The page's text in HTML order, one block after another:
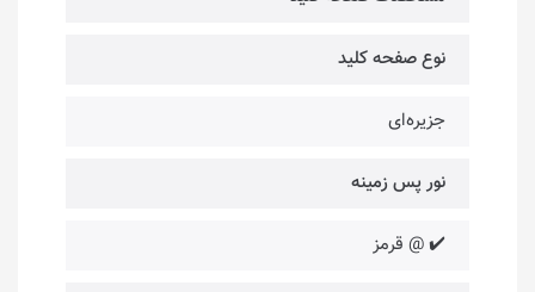
نوع صفحه کلید
جزیره‌ای
نور پس زمینه
✔️ @ قرمز